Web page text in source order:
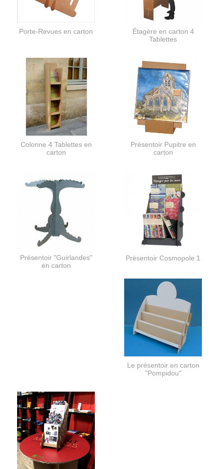
Porte-Revues en carton
Étagère en carton 4
Tablettes
Colonne 4 Tablettes en
carton
Présentoir Pupitre en
carton
Présentoir "Guirlandes"
en carton
Présentoir Cosmopole 1
Le présentoir en carton
"Pompidou"